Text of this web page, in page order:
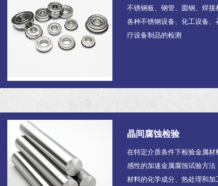
不锈钢板、钢管、圆钢、焊接
各种不锈钢设备、化工设备、
疗设备制品的检测
晶间腐蚀检验
在特定介质条件下检验金属材
感性的加速金属腐蚀试验方法
材料的化学成分、热处理和加